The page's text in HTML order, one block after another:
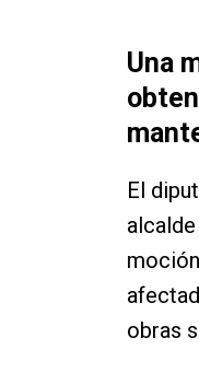
Una
El
obras